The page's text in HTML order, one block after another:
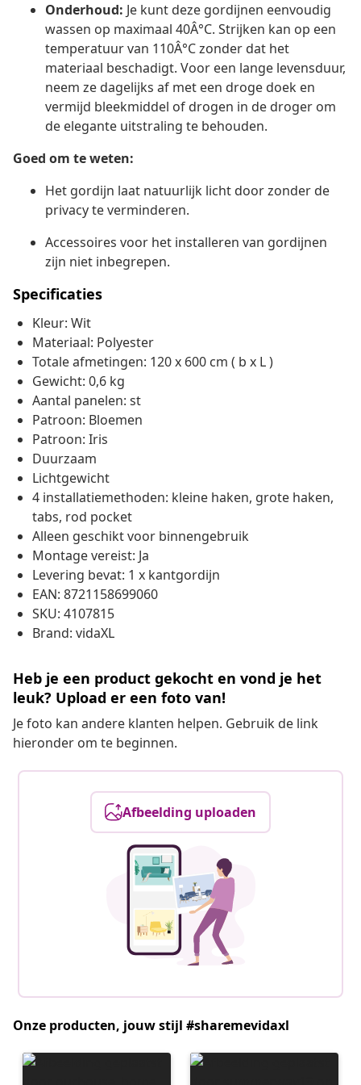
Onderhoud: Je kunt deze gordijnen eenvoudig
wassen op maximaal 40Â°C. Strijken kan op een
temperatuur van 110Â°C zonder dat het
materiaal beschadigt. Voor een lange levensduur,
neem ze dagelijks af met een droge doek en
vermijd bleekmiddel of drogen in de droger om
de elegante uitstraling te behouden.
Goed om te weten:
Het gordijn laat natuurlijk licht door zonder de
privacy te verminderen.
Accessoires voor het installeren van gordijnen
zijn niet inbegrepen.
Specificaties
Kleur: Wit
Materiaal: Polyester
Totale afmetingen: 120 x 600 cm ( b x L )
Gewicht: 0,6 kg
Aantal panelen: st
Patroon: Bloemen
Patroon: Iris
Duurzaam
Lichtgewicht
4 installatiemethoden: kleine haken, grote haken,
tabs, rod pocket
Alleen geschikt voor binnengebruik
Montage vereist: Ja
Levering bevat: 1 x kantgordijn
EAN: 8721158699060
SKU: 4107815
Brand: vidaXL
Heb je een product gekocht en vond je het
leuk? Upload er een foto van!
Je foto kan andere klanten helpen. Gebruik de link
hieronder om te beginnen.
Afbeelding uploaden
Onze producten, jouw stijl #sharemevidaxl